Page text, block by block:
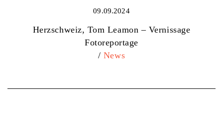
09.09.2024
Herzschweiz, Tom Leamon – Vernissage
Fotoreportage
/ News